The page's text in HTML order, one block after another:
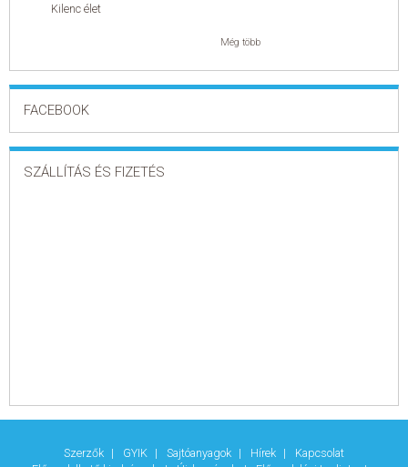
Kilenc élet
Még több
FACEBOOK
SZÁLLÍTÁS ÉS FIZETÉS
Szerzők GYIK Sajtóanyagok Hírek
Kapcsolat